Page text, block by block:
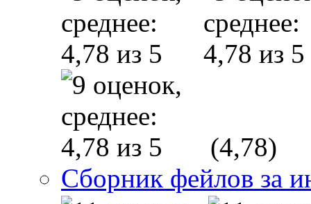
(4,78)
Сборник фейлов за